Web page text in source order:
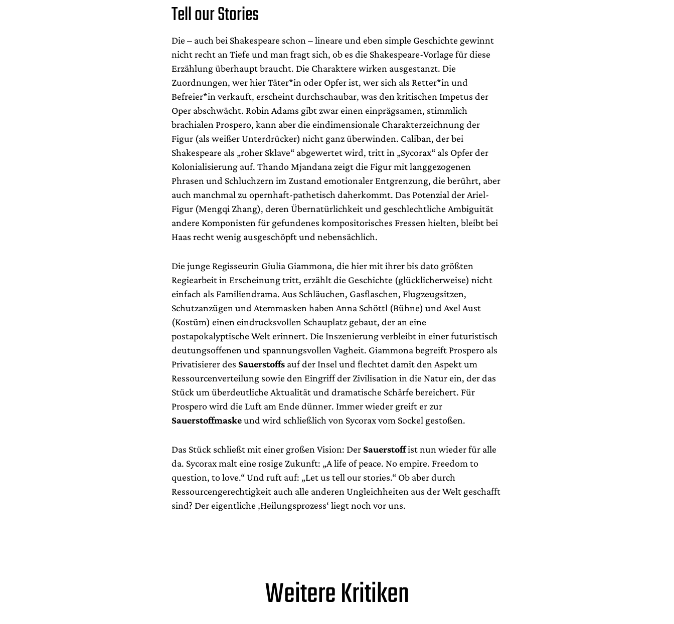
Tell our Stories
Die – auch bei Shakespeare schon – lineare und eben simple Geschichte gewinnt
nicht recht an Tiefe und man fragt sich, ob es die Shakespeare-Vorlage für diese
Erzählung überhaupt braucht. Die Charaktere wirken ausgestanzt. Die
Zuordnungen, wer hier Täter*in oder Opfer ist, wer sich als Retter*in und
Befreier*in verkauft, erscheint durchschaubar, was den kritischen Impetus der
Oper abschwächt. Robin Adams gibt zwar einen einprägsamen, stimmlich
brachialen Prospero, kann aber die eindimensionale Charakterzeichnung der
Figur (als weißer Unterdrücker) nicht ganz überwinden. Caliban, der bei
Shakespeare als „roher Sklave“ abgewertet wird, tritt in „Sycorax“ als Opfer der
Kolonialisierung auf. Thando Mjandana zeigt die Figur mit langgezogenen
Phrasen und Schluchzern im Zustand emotionaler Entgrenzung, die berührt, aber
auch manchmal zu opernhaft-pathetisch daherkommt. Das Potenzial der Ariel-
Figur (Mengqi Zhang), deren Übernatürlichkeit und geschlechtliche Ambiguität
andere Komponisten für gefundenes kompositorisches Fressen hielten, bleibt bei
Haas recht wenig ausgeschöpft und nebensächlich.
Die junge Regisseurin Giulia Giammona, die hier mit ihrer bis dato größten
Regiearbeit in Erscheinung tritt, erzählt die Geschichte (glücklicherweise) nicht
einfach als Familiendrama. Aus Schläuchen, Gasflaschen, Flugzeugsitzen,
Schutzanzügen und Atemmasken haben Anna Schöttl (Bühne) und Axel Aust
(Kostüm) einen eindrucksvollen Schauplatz gebaut, der an eine
postapokalyptische Welt erinnert. Die Inszenierung verbleibt in einer futuristisch
deutungsoffenen und spannungsvollen Vagheit. Giammona begreift Prospero als
Privatisierer des Sauerstoffs auf der Insel und flechtet damit den Aspekt um
Ressourcenverteilung sowie den Eingriff der Zivilisation in die Natur ein, der das
Stück um überdeutliche Aktualität und dramatische Schärfe bereichert. Für
Prospero wird die Luft am Ende dünner. Immer wieder greift er zur
Sauerstoffmaskeund wird schließlich von Sycorax vom Sockel gestoßen.
Das Stück schließt mit einer großen Vision: Der Sauerstoffist nun wieder für alle
da. Sycorax malt eine rosige Zukunft: „A life of peace. No empire. Freedom to
question, to love.“ Und ruft auf: „Let us tell our stories.“ Ob aber durch
Ressourcengerechtigkeit auch alle anderen Ungleichheiten aus der Welt geschafft
sind? Der eigentliche ‚Heilungsprozess‘ liegt noch vor uns.
Weitere Kritiken